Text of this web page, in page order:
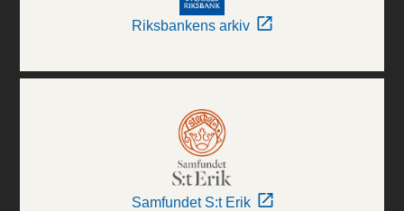
Riksbankens arkiv
Samfundet S:t Erik